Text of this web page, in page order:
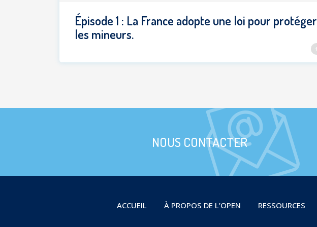
Épisode 1 : La France adopte une loi pour protéger
les mineurs.
NOUS CONTACTER
ACCUEIL À PROPOS DE L’OPEN RESSOURCES